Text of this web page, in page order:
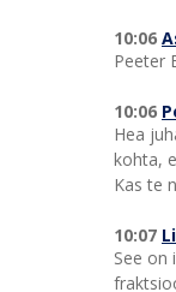
10:06
Peeter
10:06
Hea
kohta,
Kas te
10:07
See on